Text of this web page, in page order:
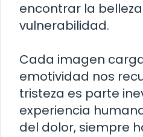
encontrar la
vulnerabilidad.
Cada imagen
emotividad nos
tristeza es parte
experiencia
del dolor, siempre